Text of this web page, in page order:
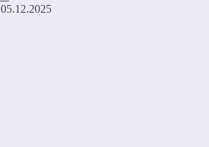
05.12.2025